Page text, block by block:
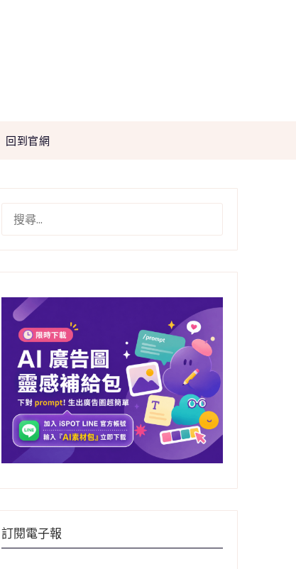
回到官網
訂閱電子報